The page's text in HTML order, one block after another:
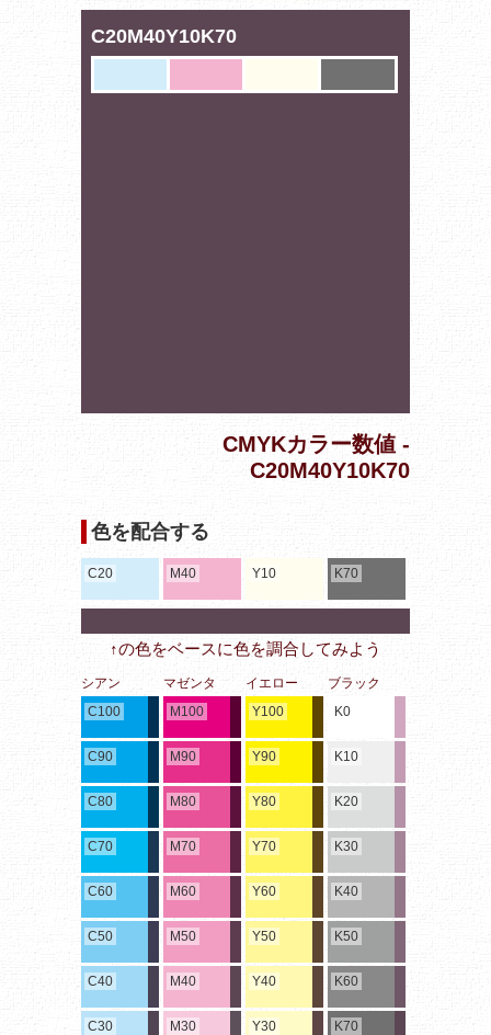
C20M40Y10K70
CMYKカラー数値 -
C20M40Y10K70
色を配合する
C20 M40 Y10 K70
↑の色をベースに色を調合してみよう
シアン
C100
C90
C80
C70
C60
C50
C40
C30
マゼンタ
M100
M90
M80
M70
M60
M50
M40
M30
イエロー
Y100
Y90
Y80
Y70
Y60
Y50
Y40
Y30
ブラック
K0
K10
K20
K30
K40
K50
K60
K70